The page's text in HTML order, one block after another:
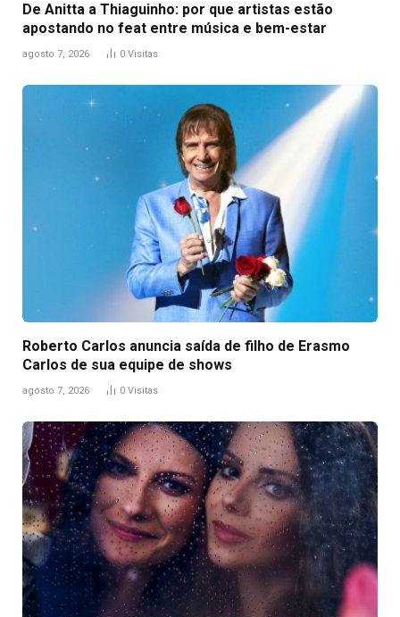
De Anitta a Thiaguinho: por que artistas estão
apostando no feat entre música e bem-estar
agosto 7, 2026 0 Visitas
Roberto Carlos anuncia saída de filho de Erasmo
Carlos de sua equipe de shows
agosto 7, 2026 0 Visitas